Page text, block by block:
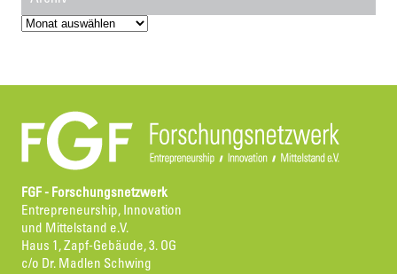
Archiv
FGF - Forschungsnetzwerk
Entrepreneurship, Innovation
und Mittelstand e.V.
Haus 1, Zapf-Gebäude, 3. OG
c/o Dr. Madlen Schwing